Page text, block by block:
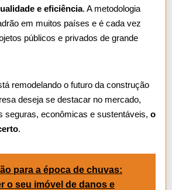
e eficiência. A metodologia
em muitos países e é cada vez
públicos e privados de grande
remodelando o futuro da construção
deseja se destacar no mercado,
seguras, econômicas e sustentáveis, o
.
para a época de chuvas:
o seu imóvel de danos e